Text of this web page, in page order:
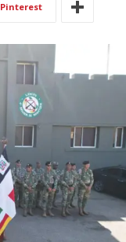
Pinterest